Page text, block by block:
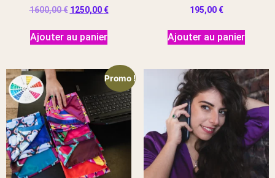
1600,00€ 1250,00 €
Ajouter au panier
195,00 €
Ajouter au panier
Promo !